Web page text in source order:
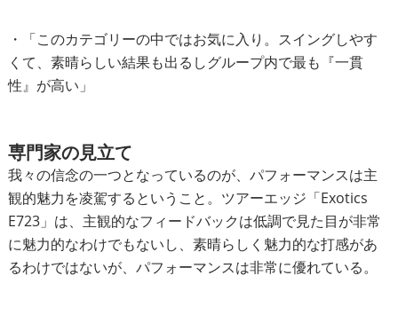
・「このカテゴリーの中ではお気に入り。スイングしやす
くて、素晴らしい結果も出るしグループ内で最も『一貫
性』が高い」
専門家の見立て
我々の信念の一つとなっているのが、パフォーマンスは主
観的魅力を凌駕するということ。ツアーエッジ「Exotics
E723」は、主観的なフィードバックは低調で見た目が非常
に魅力的なわけでもないし、素晴らしく魅力的な打感があ
るわけではないが、パフォーマンスは非常に優れている。